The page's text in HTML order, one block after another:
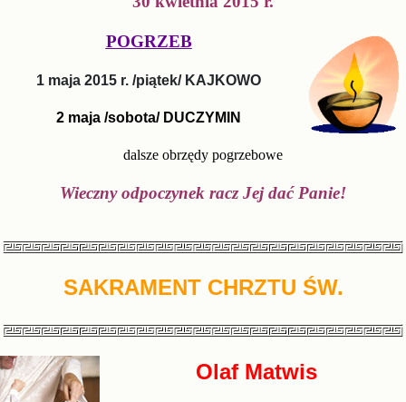
POGRZEB
1 maja 2015 r. /piątek/ KAJKOWO
2 maja /sobota/ DUCZYMIN
dalsze obrzędy pogrzebowe
Wieczny odpoczynek racz Jej dać Panie!
SAKRAMENT CHRZTU ŚW.
Olaf Matwis